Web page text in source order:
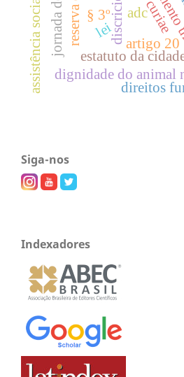
estatuto da
dignidade do animal
lei
direitos
assistência social artigo 20
§ 3º adc
Siga-nos
Indexadores